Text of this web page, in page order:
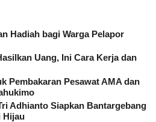
Hadiah bagi Warga Pelapor
Uang, Ini Cara Kerja dan
Pembakaran Pesawat AMA dan
Adhianto Siapkan Bantargebang
Hijau